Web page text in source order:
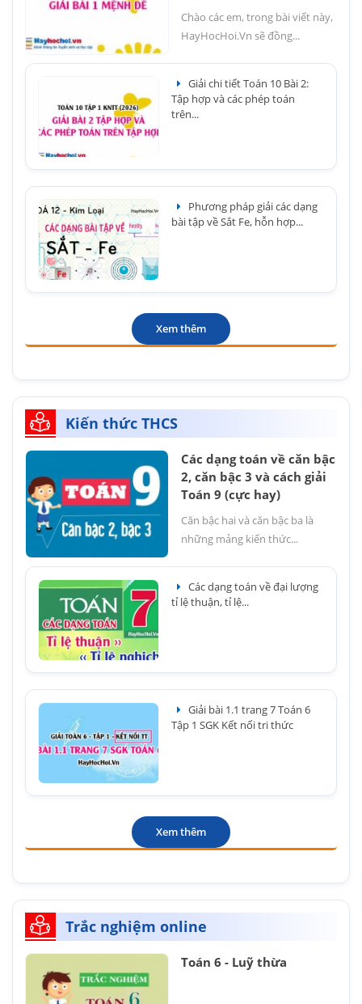
Chào các em, trong bài viết này,
HayHocHoi.Vn sẽ đồng...
Giải chi tiết Toán 10 Bài 2:
Tập hợp và các phép toán
trên...
Phương pháp giải các dạng
bài tập về Sắt Fe, hỗn hợp...
Xem thêm
Kiến thức THCS
Các dạng toán về căn bậc
2, căn bậc 3 và cách giải
Toán 9 (cực hay)
Căn bậc hai và căn bậc ba là
những mảng kiến thức...
Các dạng toán về đại lượng
tỉ lệ thuận, tỉ lệ...
Giải bài 1.1 trang 7 Toán 6
Tập 1 SGK Kết nối tri thức
Xem thêm
Trắc nghiệm online
Toán 6 - Luỹ thừa